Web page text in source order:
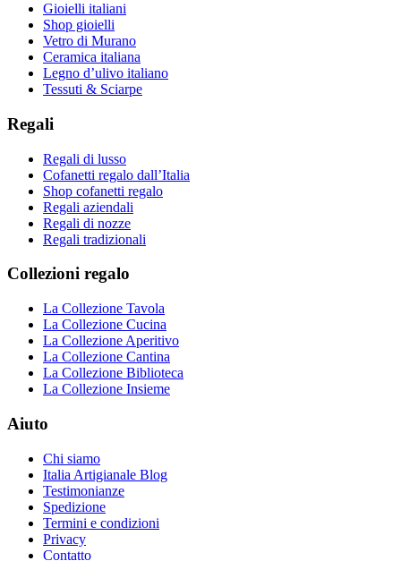
Gioielli italiani
Shop gioielli
Vetro di Murano
Ceramica italiana
Legno d’ulivo italiano
Tessuti & Sciarpe
Regali
Regali di lusso
Cofanetti regalo dall’Italia
Shop cofanetti regalo
Regali aziendali
Regali di nozze
Regali tradizionali
Collezioni regalo
La Collezione Tavola
La Collezione Cucina
La Collezione Aperitivo
La Collezione Cantina
La Collezione Biblioteca
La Collezione Insieme
Aiuto
Chi siamo
Italia Artigianale Blog
Testimonianze
Spedizione
Termini e condizioni
Privacy
Contatto